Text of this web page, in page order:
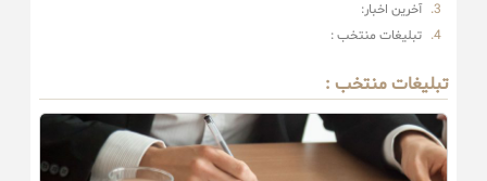
آخرین اخبار:
تبلیغات منتخب :
تبلیغات منتخب :